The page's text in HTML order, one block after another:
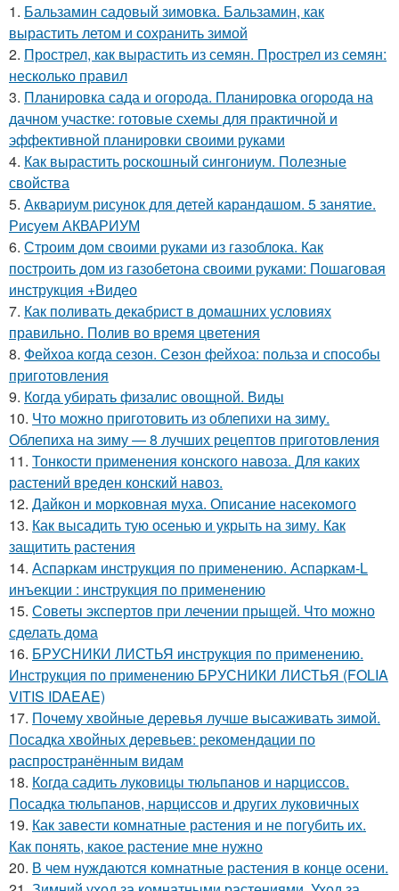
1. Бальзамин садовый зимовка. Бальзамин, как
вырастить летом и сохранить зимой
2. Прострел, как вырастить из семян. Прострел из семян:
несколько правил
3. Планировка сада и огорода. Планировка огорода на
дачном участке: готовые схемы для практичной и
эффективной планировки своими руками
4. Как вырастить роскошный сингониум. Полезные
свойства
5. Аквариум рисунок для детей карандашом. 5 занятие.
Рисуем АКВАРИУМ
6. Строим дом своими руками из газоблока. Как
построить дом из газобетона своими руками: Пошаговая
инструкция +Видео
7. Как поливать декабрист в домашних условиях
правильно. Полив во время цветения
8. Фейхоа когда сезон. Сезон фейхоа: польза и способы
приготовления
9. Когда убирать физалис овощной. Виды
10. Что можно приготовить из облепихи на зиму.
Облепиха на зиму — 8 лучших рецептов приготовления
11. Тонкости применения конского навоза. Для каких
растений вреден конский навоз.
12. Дайкон и морковная муха. Описание насекомого
13. Как высадить тую осенью и укрыть на зиму. Как
защитить растения
14. Аспаркам инструкция по применению. Аспаркам-L
инъекции : инструкция по применению
15. Советы экспертов при лечении прыщей. Что можно
сделать дома
16. БРУСНИКИ ЛИСТЬЯ инструкция по применению.
Инструкция по применению БРУСНИКИ ЛИСТЬЯ (FOLIA
VITIS IDAEAE)
17. Почему хвойные деревья лучше высаживать зимой.
Посадка хвойных деревьев: рекомендации по
распространённым видам
18. Когда садить луковицы тюльпанов и нарциссов.
Посадка тюльпанов, нарциссов и других луковичных
19. Как завести комнатные растения и не погубить их.
Как понять, какое растение мне нужно
20. В чем нуждаются комнатные растения в конце осени.